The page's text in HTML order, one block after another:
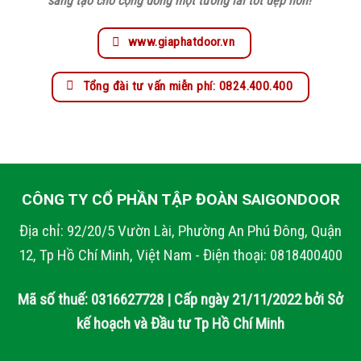
www.giaphatdoor.vn
Tổng đài tư vấn miễn phí: 0824.400.400
CÔNG TY CỔ PHẦN TẬP ĐOÀN SAIGONDOOR
Địa chỉ: 92/20/5 Vườn Lài, Phường An Phú Đông, Quận
12, Tp Hồ Chí Minh, Việt Nam - Điện thoại: 0818400400
Mã số thuế: 0316627728 | Cấp ngày 21/11/2022 bởi Sở
kế hoạch và Đầu tư Tp Hồ Chí Minh